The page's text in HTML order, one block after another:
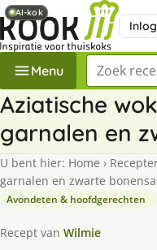
Menu Zoek een
Aziatische
garnalen en
U bent hier: Home ›
garnalen en zwarte
Avondeten & hoofdgerechten
Recept van Wilmie
AI-kok
AI-kok